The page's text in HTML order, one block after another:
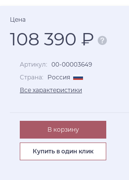
Цена
108 390 ₽
Артикул: 00-00003649
Страна:
Россия
Все характеристики
В корзину
Купить в один клик